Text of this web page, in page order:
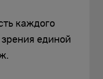
каждого
единой